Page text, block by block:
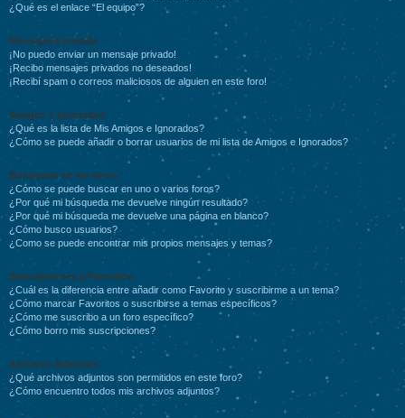
¿Qué es el enlace “El equipo”?
Mensajería privada
¡No puedo enviar un mensaje privado!
¡Recibo mensajes privados no deseados!
¡Recibí spam o correos maliciosos de alguien en este foro!
Amigos e Ignorados
¿Qué es la lista de Mis Amigos e Ignorados?
¿Cómo se puede añadir o borrar usuarios de mi lista de Amigos e Ignorados?
Búsqueda en los foros
¿Cómo se puede buscar en uno o varios foros?
¿Por qué mi búsqueda me devuelve ningún resultado?
¿Por qué mi búsqueda me devuelve una página en blanco?
¿Cómo busco usuarios?
¿Como se puede encontrar mis propios mensajes y temas?
Suscripciones y Favoritos
¿Cuál es la diferencia entre añadir como Favorito y suscribirme a un tema?
¿Cómo marcar Favoritos o suscribirse a temas específicos?
¿Cómo me suscribo a un foro específico?
¿Cómo borro mis suscripciones?
Archivos Adjuntos
¿Qué archivos adjuntos son permitidos en este foro?
¿Cómo encuentro todos mis archivos adjuntos?